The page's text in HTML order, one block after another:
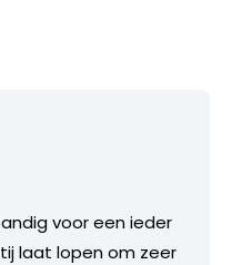
voor een ieder
laat lopen om zeer